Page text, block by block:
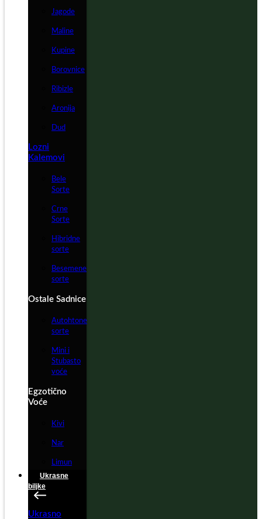
Jagode
Maline
Kupine
Borovnice
Ribizle
Aronija
Dud
Lozni
Kalemovi
Bele
Sorte
Crne
Sorte
Hibridne
sorte
Besemene
sorte
Ostale Sadnice
Autohtone
sorte
Mini i
Stubasto
voće
Egzotično
Voće
Kivi
Nar
Limun
Ukrasne
biljke
Ukrasno